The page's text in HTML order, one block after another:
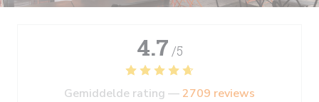
4.7 /5
Gemiddelde rating —2709 reviews